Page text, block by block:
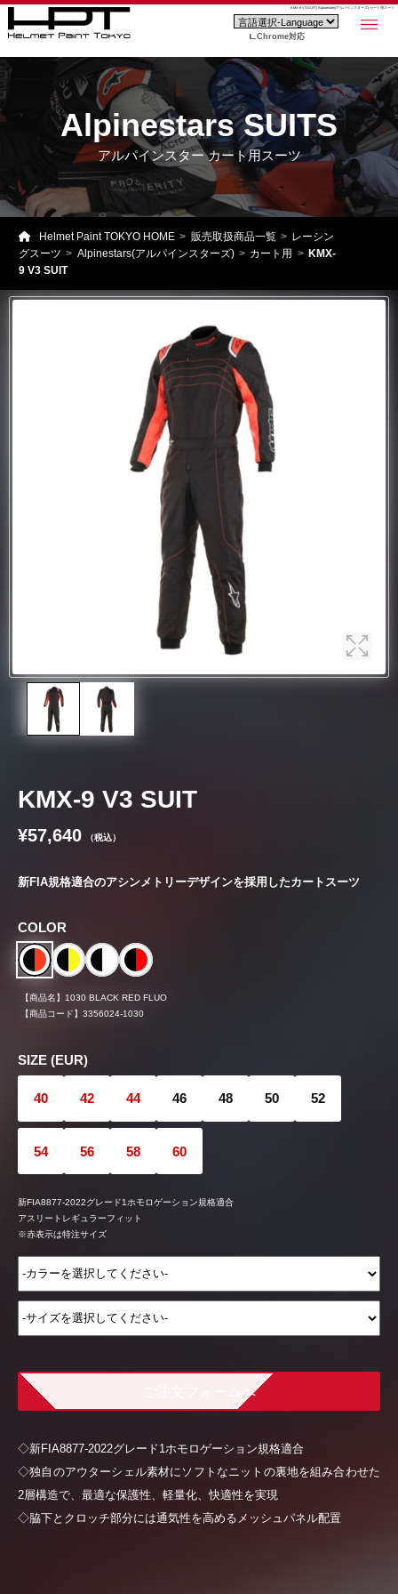
KMX-9 V3 SUIT | Alpinestars(アルパインスターズ) カート用スーツ
Chrome対応
Alpinestars SUITS
アルパインスター カート用スーツ
Helmet Paint TOKYO HOME 販売取扱商品一覧
レーシン
グスーツ
Alpinestars(アルパインスターズ) カート用
KMX-
9 V3 SUIT
KMX-9 V3 SUIT
¥57,640 （税込）
新FIA規格適合のアシンメトリーデザインを採用したカートスーツ
COLOR
【商品名】
1030 BLACK RED FLUO
【商品コード】 3356024-1030
SIZE (EUR)
40 42 44 46 48 50 52
54 56 58 60
新FIA8877-2022グレード1ホモロゲーション規格適合
アスリートレギュラーフィット
※赤表示は特注サイズ
ご注文フォームへ
◇新FIA8877-2022グレード1ホモロゲーション規格適合
◇独自のアウターシェル素材にソフトなニットの裏地を組み合わせた
2層構造で、最適な保護性、軽量化、快適性を実現
◇脇下とクロッチ部分には通気性を高めるメッシュパネル配置